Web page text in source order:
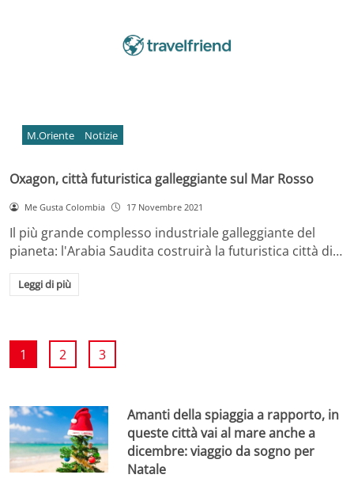
M.Oriente Notizie
Oxagon, città futuristica galleggiante sul Mar Rosso
Me Gusta Colombia 17 Novembre 2021
Il più grande complesso industriale galleggiante del
pianeta: l'Arabia Saudita costruirà la futuristica città di…
Leggi di più
1 2 3
Amanti della spiaggia a rapporto, in
queste città vai al mare anche a
dicembre: viaggio da sogno per
Natale